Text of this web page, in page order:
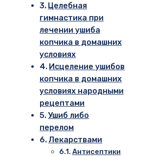
Целебная
гимнастика при
лечении ушиба
копчика в домашних
условиях
Исцеление ушибов
копчика в домашних
условиях народными
рецептами
Ушиб либо
перелом
Лекарствами
Антисептики